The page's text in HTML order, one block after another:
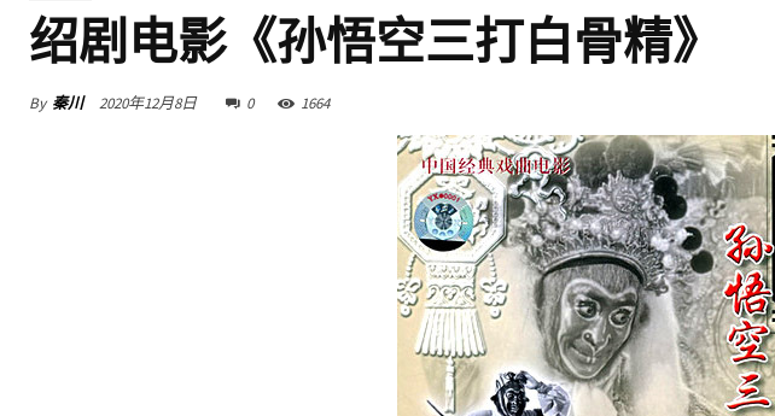
绍剧电影《孙悟空三打白骨精》
By 秦川 2020年12月8日 0 1664